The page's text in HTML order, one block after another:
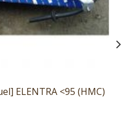
ELENTRA <95 (HMC)